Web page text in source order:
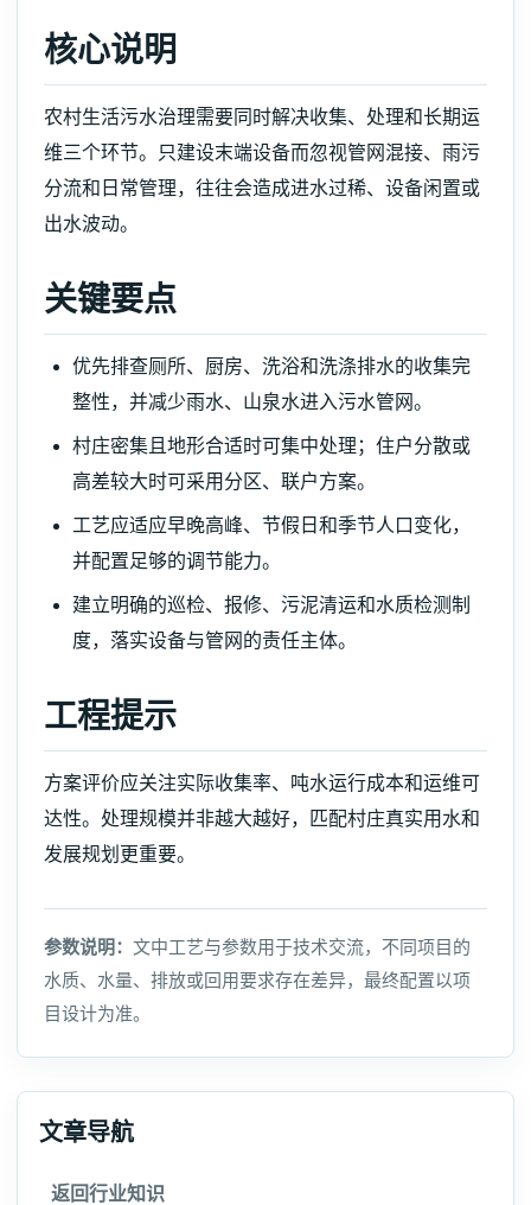
核心说明
农村生活污水治理需要同时解决收集、处理和长期运
维三个环节。只建设末端设备而忽视管网混接、雨污
分流和日常管理，往往会造成进水过稀、设备闲置或
出水波动。
关键要点
优先排查厕所、厨房、洗浴和洗涤排水的收集完
整性，并减少雨水、山泉水进入污水管网。
村庄密集且地形合适时可集中处理；住户分散或
高差较大时可采用分区、联户方案。
工艺应适应早晚高峰、节假日和季节人口变化，
并配置足够的调节能力。
建立明确的巡检、报修、污泥清运和水质检测制
度，落实设备与管网的责任主体。
工程提示
方案评价应关注实际收集率、吨水运行成本和运维可
达性。处理规模并非越大越好，匹配村庄真实用水和
发展规划更重要。
参数说明： 文中工艺与参数用于技术交流，不同项目的
水质、水量、排放或回用要求存在差异，最终配置以项
目设计为准。
文章导航
返回行业知识